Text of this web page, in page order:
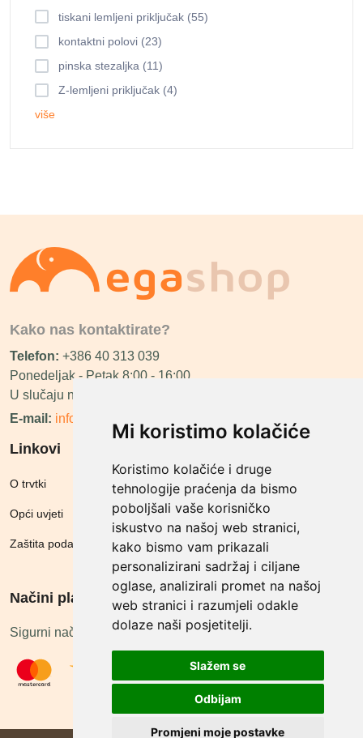
Mi koristimo kolačiće
Koristimo kolačiće i druge
tehnologije praćenja da bismo
poboljšali vaše korisničko
iskustvo na našoj web stranici,
kako bismo vam prikazali
personalizirani sadržaj i ciljane
oglase, analizirali promet na našoj
web stranici i razumjeli odakle
dolaze naši posjetitelji.
Slažem se
Odbijam
Promjeni moje postavke
tiskani lemljeni priključak (55)
kontaktni polovi (23)
pinska stezaljka (11)
Z-lemljeni priključak (4)
više
Kako nas kontaktirate?
Telefon: +386 40 313 039
Ponedeljak - Petak 8:00 - 16:00
U slučaju neraspoloživosti ćemo vas nazvati.
E-mail: info@megashop.hr
Linkovi
O trvtki
Opći uvjeti
Zaštita podataka
Načini plačanja
Sigurni načini plaćanja